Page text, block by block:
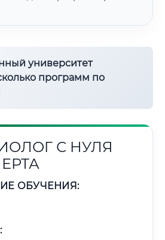
университет
программ по
С НУЛЯ
ОБУЧЕНИЯ: